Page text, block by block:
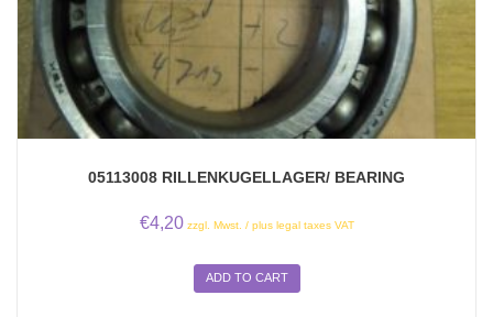
05113008 RILLENKUGELLAGER/ BEARING
€4,20 zzgl. Mwst. / plus legal taxes VAT
ADD TO CART